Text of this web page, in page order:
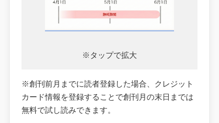
※タップで拡大
※創刊前月までに読者登録した場合、クレジット
カード情報を登録することで創刊月の末日までは
無料で試し読みできます。